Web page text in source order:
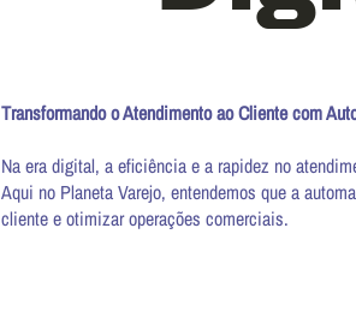
Transformando o Atendimento ao Cliente com
Na era digital, a eficiência e a rapidez no
Aqui no Planeta Varejo, entendemos que a
cliente e otimizar operações comerciais.